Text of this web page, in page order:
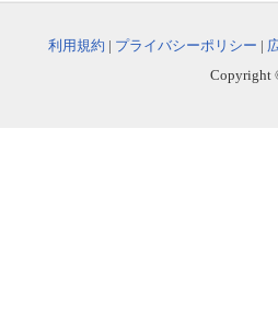
利用規約 | プライバシーポリシー |
Copyright